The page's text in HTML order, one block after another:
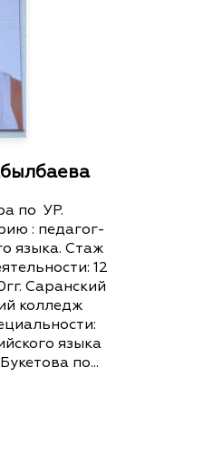
по УР.
: педагог-
языка. Стаж
12
Саранский
колледж
языка
по...